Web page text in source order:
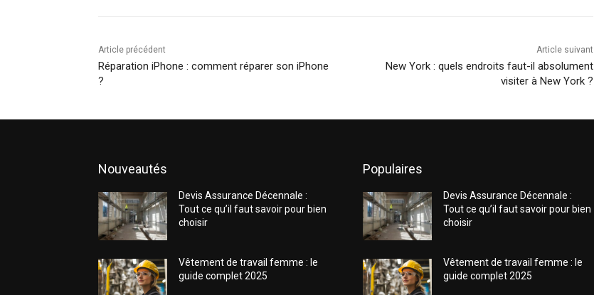
Article précédent
Réparation iPhone : comment réparer son iPhone
?
Article suivant
New York : quels endroits faut-il absolument
visiter à New York ?
Nouveautés
Devis Assurance Décennale :
Tout ce qu’il faut savoir pour bien
choisir
Vêtement de travail femme : le
guide complet 2025
Populaires
Devis Assurance Décennale :
Tout ce qu’il faut savoir pour bien
choisir
Vêtement de travail femme : le
guide complet 2025